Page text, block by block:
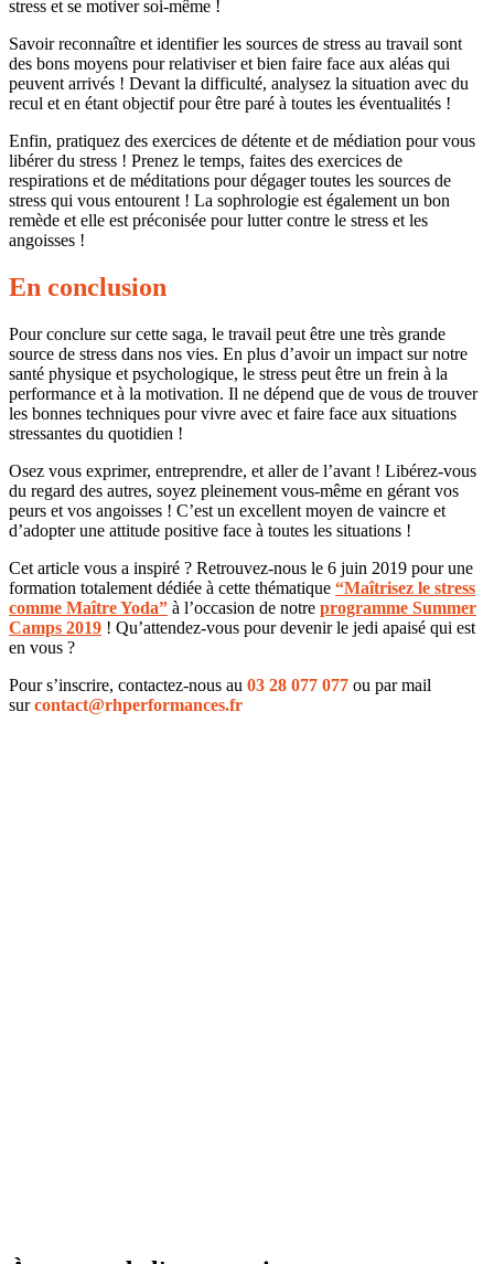
stress et se motiver soi-même !
Savoir reconnaître et identifier les sources de stress au travail sont
des bons moyens pour relativiser et bien faire face aux aléas qui
peuvent arrivés ! Devant la difficulté, analysez la situation avec du
recul et en étant objectif pour être paré à toutes les éventualités !
Enfin, pratiquez des exercices de détente et de médiation pour vous
libérer du stress ! Prenez le temps, faites des exercices de
respirations et de méditations pour dégager toutes les sources de
stress qui vous entourent ! La sophrologie est également un bon
remède et elle est préconisée pour lutter contre le stress et les
angoisses !
En conclusion
Pour conclure sur cette saga, le travail peut être une très grande
source de stress dans nos vies. En plus d’avoir un impact sur notre
santé physique et psychologique, le stress peut être un frein à la
performance et à la motivation. Il ne dépend que de vous de trouver
les bonnes techniques pour vivre avec et faire face aux situations
stressantes du quotidien !
Osez vous exprimer, entreprendre, et aller de l’avant ! Libérez-vous
du regard des autres, soyez pleinement vous-même en gérant vos
peurs et vos angoisses ! C’est un excellent moyen de vaincre et
d’adopter une attitude positive face à toutes les situations !
Cet article vous a inspiré ? Retrouvez-nous le 6 juin 2019 pour une
formation totalement dédiée à cette thématique “Maîtrisez le stress
comme Maître Yoda” à l’occasion de notre programme Summer
Camps 2019 ! Qu’attendez-vous pour devenir le jedi apaisé qui est
en vous ?
Pour s’inscrire, contactez-nous au 03 28 077 077 ou par mail
surcontact@rhperformances.fr